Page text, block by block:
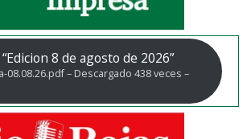
8 de agosto de 2026”
08.08.26.pdf – Descargado 438 veces –